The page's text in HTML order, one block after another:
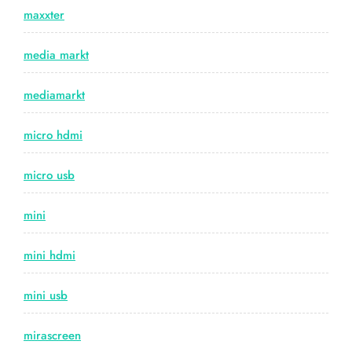
maxxter
media markt
mediamarkt
micro hdmi
micro usb
mini
mini hdmi
mini usb
mirascreen